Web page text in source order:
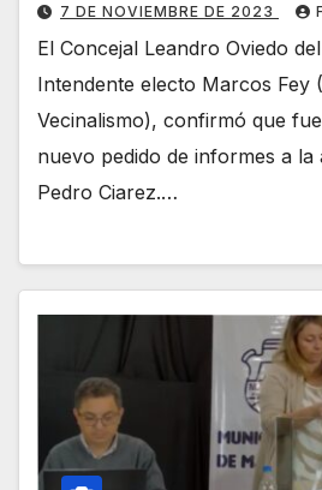
7 DE NOVIEMBRE DE 2023
El Concejal Leandro Oviedo
Intendente electo Marcos Fey
Vecinalismo), confirmó que
nuevo pedido de informes a la
Pedro Ciarez.…